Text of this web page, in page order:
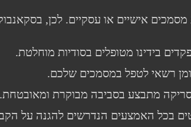
אישיים או עסקיים. לכן,
בידינו מטופלים בסודיות מוחלטת.
רשאי לטפל במסמכים שלכם.
מתבצע בסביבה מבוקרת ומאובטחת.
בכל האמצעים הנדרשים להגנה על